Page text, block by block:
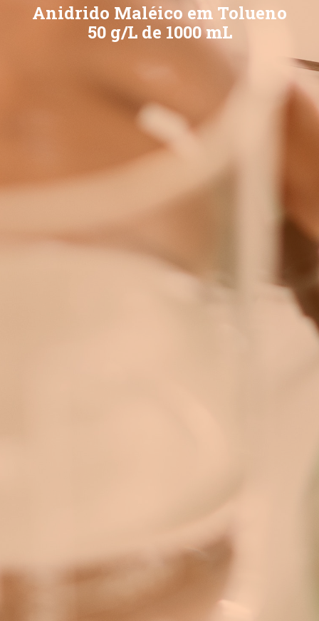
Anidrido Maléico em Tolueno
50 g/L de 1000 mL